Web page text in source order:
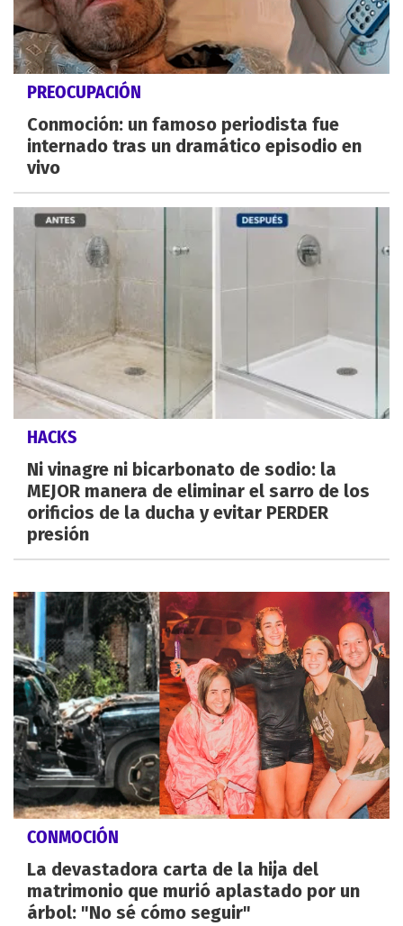
PREOCUPACIÓN
Conmoción: un famoso periodista fue
internado tras un dramático episodio en
vivo
HACKS
Ni vinagre ni bicarbonato de sodio: la
MEJOR manera de eliminar el sarro de los
orificios de la ducha y evitar PERDER
presión
CONMOCIÓN
La devastadora carta de la hija del
matrimonio que murió aplastado por un
árbol: "No sé cómo seguir"